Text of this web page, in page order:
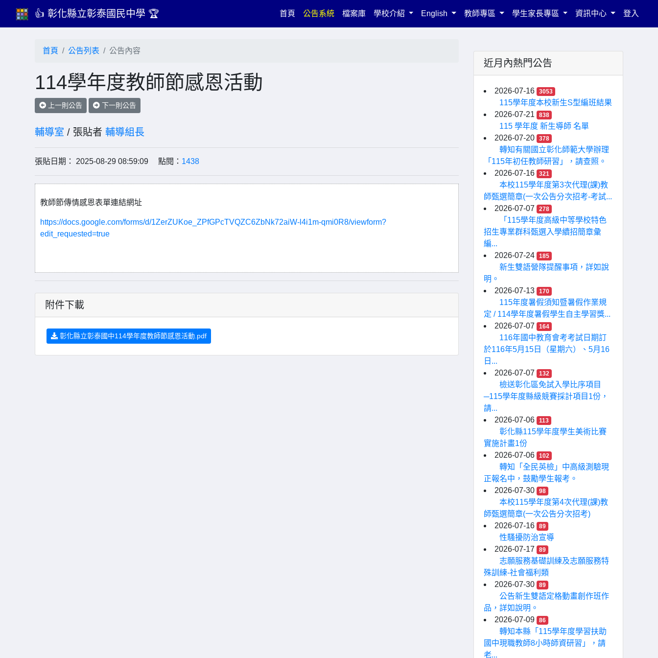
👍 彰化縣立彰泰國民中學 🏆 首頁(current)
公告系統 檔案庫 學校介紹 English 教師專區 學生家長專區 資訊中心 登入
首頁 公告列表 公告內容
114學年度教師節感恩活動
上一則公告 下一則公告
輔導室 / 張貼者 輔導組長
張貼日期： 2025-08-29 08:59:09 點閱： 1438
教師節傳情感恩表單連結網址
https://docs.google.com/forms/d/1ZerZUKoe_ZPfGPcTVQZC6ZbNk72aiW-l4i1m-qmi0R8/viewform?
edit_requested=true
附件下載
彰化縣立彰泰國中114學年度教師節感恩活動.pdf
近月內熱門公告
2026-07-16 3053
115學年度本校新生S型編班結果
2026-07-21
838
115 學年度 新生導師 名單
2026-07-20
378
轉知有關國立彰化師範大學辦理
「115年初任教師研習」，請查照。
2026-07-16
321
本校115學年度第3次代理(課)教
師甄選簡章(一次公告分次招考-考試...
2026-07-07
278
「115學年度高級中等學校特色
招生專業群科甄選入學續招簡章彙
編...
2026-07-24
185
新生雙語營隊提醒事項，詳如說
明。
2026-07-13
170
115年度暑假須知暨暑假作業規
定 / 114學年度暑假學生自主學習獎...
2026-07-07
164
116年國中教育會考考試日期訂
於116年5月15日（星期六）、5月16
日...
2026-07-07
132
檢送彰化區免試入學比序項目
─115學年度縣級競賽採計項目1份，
請...
2026-07-06
113
彰化縣115學年度學生美術比賽
實施計畫1份
2026-07-06
102
轉知「全民英檢」中高級測驗現
正報名中，鼓勵學生報考。
2026-07-30
98
本校115學年度第4次代理(課)教
師甄選簡章(一次公告分次招考)
2026-07-16
89
性騷擾防治宣導
2026-07-17
89
志願服務基礎訓練及志願服務特
殊訓練-社會福利類
2026-07-30
89
公告新生雙語定格動畫創作班作
品，詳如說明。
2026-07-09
86
轉知本縣「115學年度學習扶助
國中現職教師8小時師資研習」，請
老...